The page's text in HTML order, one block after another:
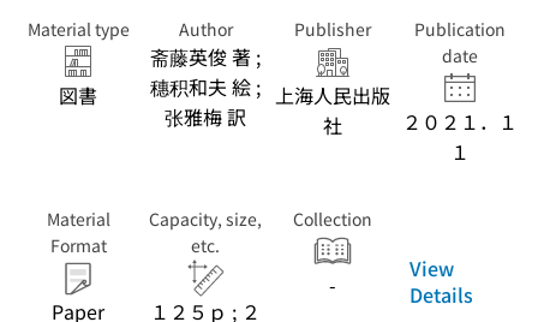
Material type
図書
Author
斋藤英俊 著 ;
穗积和夫 絵 ;
张雅梅 訳
Publisher
上海人民出版
社
Publication
date
２０２１．１
１
Material
Format
Paper
Capacity, size,
etc.
１２５ｐ ; ２
Collection
-
View
Details